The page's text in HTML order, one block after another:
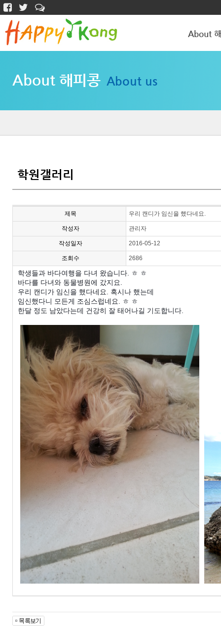
About
About 해피콩 About us
학원갤러리
제목 우리 캔디가 임신을 했다네요.
작성자 관리자
작성일자 2016-05-12
조회수 2686
학생들과 바다여행을 다녀 왔습니다. ㅎ ㅎ
바다를 다녀와 동물병원에 갔지요.
우리 캔디가 임신을 했다네요. 혹시나 했는데
임신했다니 모든게 조심스럽네요. ㅎ ㅎ
한달 정도 남았다는데 건강히 잘 태어나길 기도합니다.